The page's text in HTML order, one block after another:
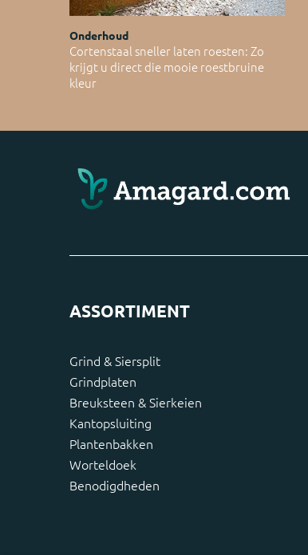
Onderhoud
Cortenstaal sneller laten roesten: Zo
krijgt u direct die mooie roestbruine
kleur
ASSORTIMENT
Grind & Siersplit
Grindplaten
Breuksteen & Sierkeien
Kantopsluiting
Plantenbakken
Worteldoek
Benodigdheden